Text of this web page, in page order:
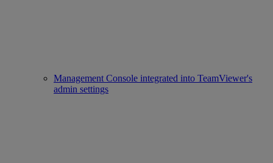
Management Console integrated into TeamViewer's
admin settings